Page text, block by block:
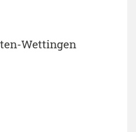
Wettingen